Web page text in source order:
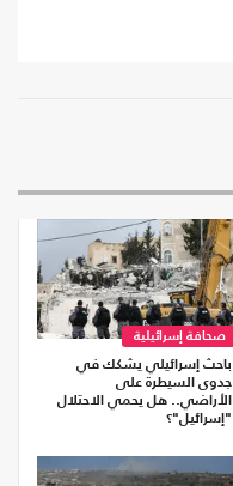
صحافة إسرائيلية
باحث إسرائيلي يشكك في
جدوى السيطرة على
الأراضي.. هل يحمي الاحتلال
"إسرائيل"؟